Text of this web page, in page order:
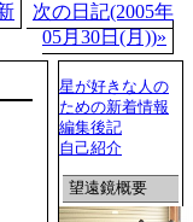
次の日記(2005年
05月30日(月))»
星が好きな人の
ための新着情報
編集後記
自己紹介
望遠鏡概要